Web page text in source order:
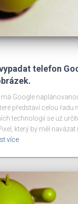
telefon
má Google
představí celou řadu
technologií se už
který by měl navázat
více